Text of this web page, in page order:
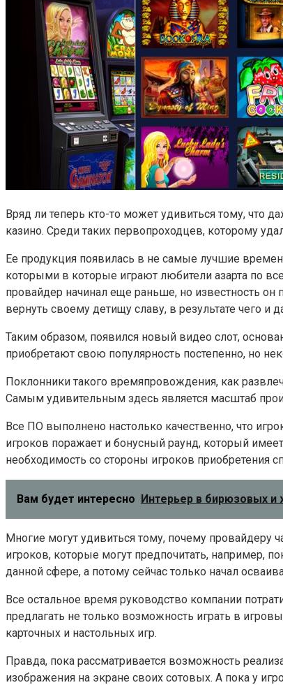
Вряд ли теперь кто-то может удивиться тому, что
казино. Среди таких первопроходцев, которому
Ее продукция появилась в не самые лучшие
которыми в которые играют любители азарта по
провайдер начинал еще раньше, но известность он
вернуть своему детищу славу, в результате чего
Таким образом, появился новый видео слот,
приобретают свою популярность постепенно, но
Поклонники такого времяпровождения, как
Самым удивительным здесь является масштаб
Все ПО выполнено настолько качественно, что
игроков поражает и бонусный раунд, который
необходимость со стороны игроков приобретения
Вам будет интересно Интерьер в бирюзовых и
Многие могут удивиться тому, почему провайдеру
игроков, которые могут предпочитать, например,
данной сфере, а потому сейчас только начал
Все остальное время руководство компании
предлагать не только возможность играть в
карточных и настольных игр.
Правда, пока рассматривается возможность
изображения на экране своих сотовых. А пока у